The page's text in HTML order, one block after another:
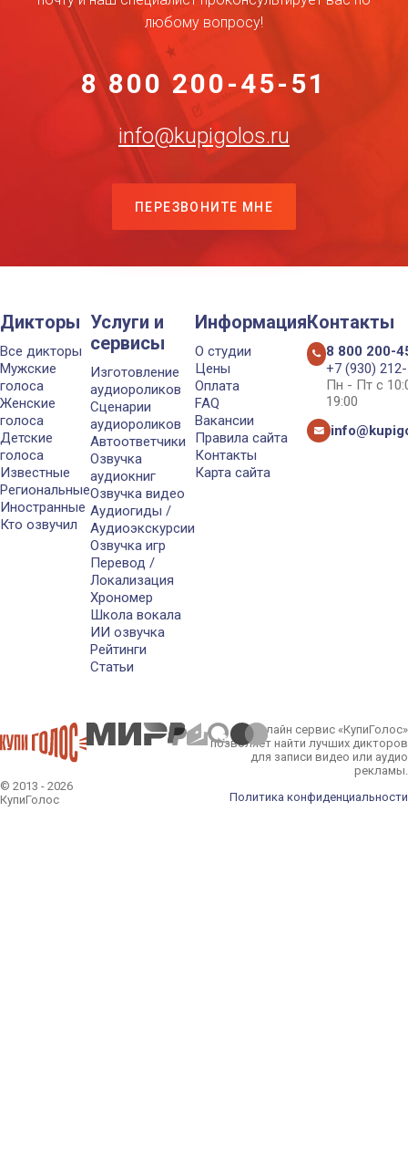
любому вопросу!
8 800 200-45-51
info@kupigolos.ru
ПЕРЕЗВОНИТЕ МНЕ
Дикторы
Все дикторы
Мужские
голоса
Женские
голоса
Детские
голоса
Известные
Региональные
Иностранные
Кто озвучил
Услуги и
сервисы
Изготовление
аудиороликов
Сценарии
аудиороликов
Автоответчики
Озвучка
аудиокниг
Озвучка видео
Аудиогиды /
Аудиоэкскурсии
Озвучка игр
Перевод /
Локализация
Хрономер
Школа вокала
ИИ озвучка
Рейтинги
Статьи
Информация
О студии
Цены
Оплата
FAQ
Вакансии
Правила сайта
Контакты
Карта сайта
Контакты
8 800 200-
+7 (930)
Пн - Пт с
19:00
© 2013 - 2026
КупиГолос
Онлайн сервис «КупиГолос»
позволяет найти лучших дикторов
для записи видео или аудио
рекламы.
Политика конфиденциальности